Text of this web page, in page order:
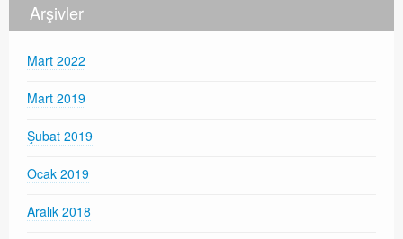
Arşivler
Mart 2022
Mart 2019
Şubat 2019
Ocak 2019
Aralık 2018